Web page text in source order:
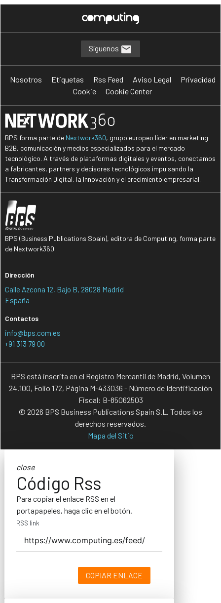
Síguenos
Nosotros Etiquetas Rss Feed Aviso Legal
Privacidad
Cookie
Cookie Center
BPS forma parte de Nextwork360, grupo europeo líder en marketing
B2B, comunicación y medios especializados para el mercado
tecnológico. A través de plataformas digitales y eventos, conectamos
a fabricantes, partners y decisores tecnológicos impulsando la
Transformación Digital, la Innovación y el crecimiento empresarial.
BPS (Business Publications Spain), editora de Computing, forma parte
de Nextwork360.
Dirección
Calle Azcona 12, Bajo B, 28028 Madrid
España
Contactos
info@bps.com.es
+91 313 79 00
BPS está inscrita en el Registro Mercantil de Madrid, Volumen
24.100, Folio 172, Página M-433036 - Número de Identificación
Fiscal: B-85062503
© 2026 BPS Business Publications Spain S.L. Todos los
derechos reservados.
Mapa del Sitio
close
Código Rss
Para copiar el enlace RSS en el
portapapeles, haga clic en el botón.
RSS link
COPIAR ENLACE